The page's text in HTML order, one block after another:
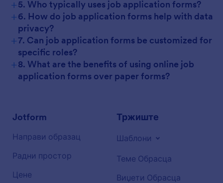
+5. Who typically uses job application forms?
+6. How do job application forms help with data
privacy?
+7. Can job application forms be customized for
specific roles?
+8. What are the benefits of using online job
application forms over paper forms?
Jotform
Направи образац
Радни простор
Цене
Тржиште
Шаблони
Теме Обрасца
Виџети Обрасца